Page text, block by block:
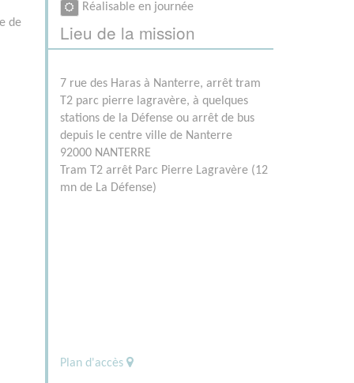
de
Réalisable en journée
Lieu de la mission
7 rue des Haras à Nanterre, arrêt tram
T2 parc pierre lagravère, à quelques
stations de la Défense ou arrêt de bus
depuis le centre ville de Nanterre
92000 NANTERRE
Tram T2 arrêt Parc Pierre Lagravère (12
mn de La Défense)
Plan d'accès